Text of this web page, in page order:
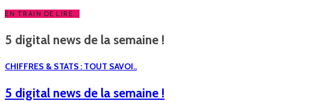
EN TRAIN DE LIRE...
5 digital news de la semaine !
CHIFFRES & STATS : TOUT SAVOI..
5 digital news de la semaine !